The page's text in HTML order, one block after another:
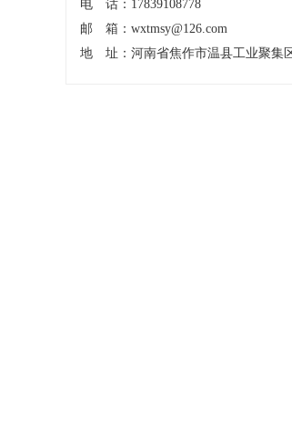
电 话：17839108778
邮 箱： wxtmsy@126.com
地 址：河南省焦作市温县工业聚集